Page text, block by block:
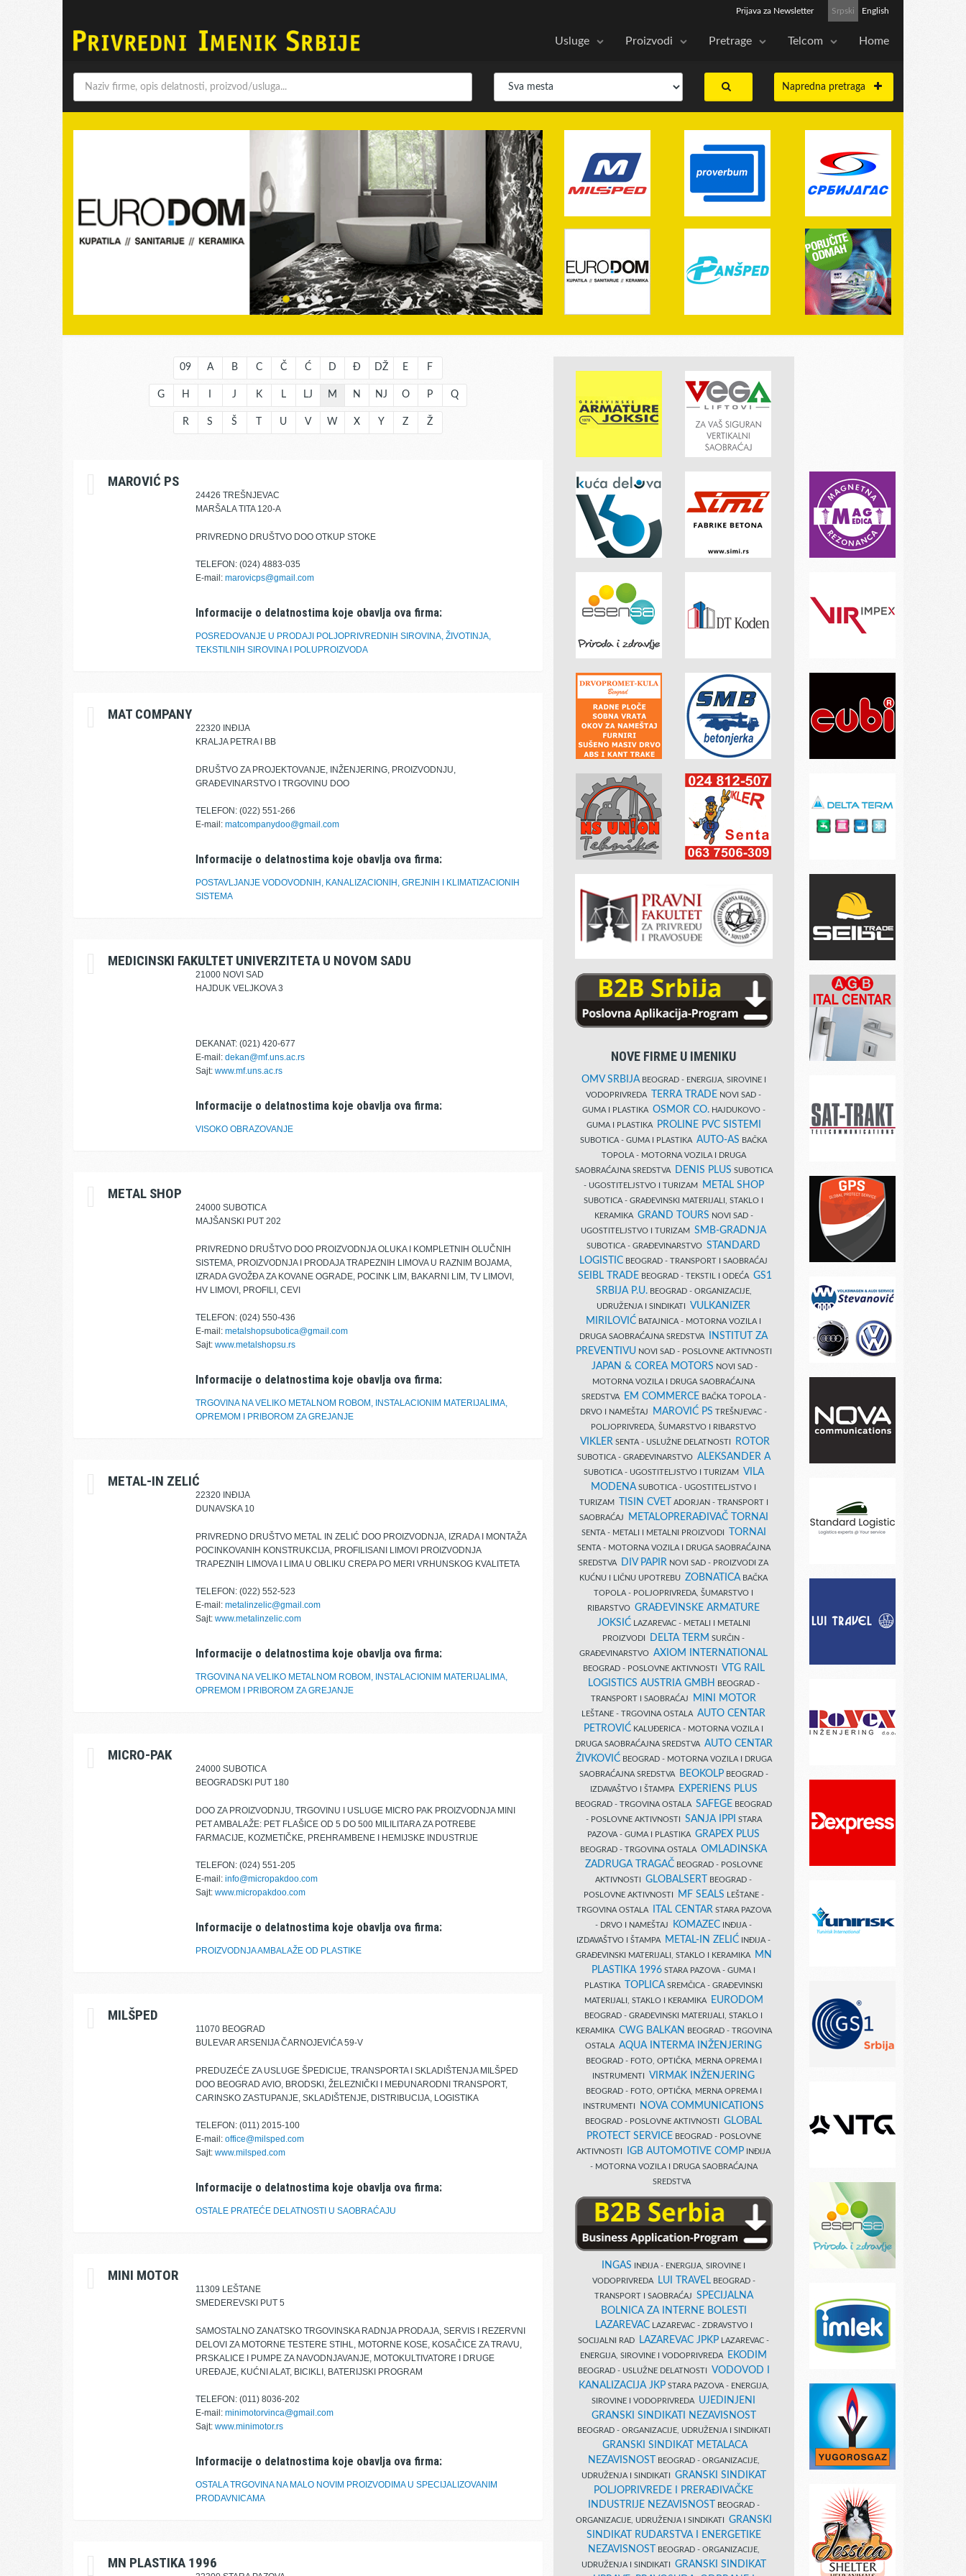
Srpski English
Prijava za Newsletter
Usluge Proizvodi Pretrage Telcom Home
Napredna pretraga
09 A B C Č Ć D Đ DŽ E F
G H J K L LJ M N NJ O P Q
R S Š U V W X Y Z Ž
MAROVIĆ PS
24426 TREŠNJEVAC
MARŠALA TITA 120-A
PRIVREDNO DRUŠTVO DOO OTKUP STOKE
TELEFON: (024) 4883-035
E-mail: marovicps@gmail.com
Informacije o delatnostima koje obavlja ova firma:
POSREDOVANJE U PRODAJI POLJOPRIVREDNIH SIROVINA, ŽIVOTINJA,
TEKSTILNIH SIROVINA I POLUPROIZVODA
MAT COMPANY
22320 INĐIJA
KRALJA PETRA I BB
DRUŠTVO ZA PROJEKTOVANJE, INŽENJERING, PROIZVODNJU,
GRAĐEVINARSTVO I TRGOVINU DOO
TELEFON: (022) 551-266
E-mail: matcompanydoo@gmail.com
Informacije o delatnostima koje obavlja ova firma:
POSTAVLJANJE VODOVODNIH, KANALIZACIONIH, GREJNIH I KLIMATIZACIONIH
SISTEMA
MEDICINSKI FAKULTET UNIVERZITETA U NOVOM SADU
21000 NOVI SAD
HAJDUK VELJKOVA 3
DEKANAT: (021) 420-677
E-mail: dekan@mf.uns.ac.rs
Sajt: www.mf.uns.ac.rs
Informacije o delatnostima koje obavlja ova firma:
VISOKO OBRAZOVANJE
METAL SHOP
24000 SUBOTICA
MAJŠANSKI PUT 202
PRIVREDNO DRUŠTVO DOO PROIZVODNJA OLUKA I KOMPLETNIH OLUČNIH
SISTEMA, PROIZVODNJA I PRODAJA TRAPEZNIH LIMOVA U RAZNIM BOJAMA,
IZRADA GVOŽĐA ZA KOVANE OGRADE, POCINK LIM, BAKARNI LIM, TV LIMOVI,
HV LIMOVI, PROFILI, CEVI
TELEFON: (024) 550-436
E-mail: metalshopsubotica@gmail.com
Sajt: www.metalshopsu.rs
Informacije o delatnostima koje obavlja ova firma:
TRGOVINA NA VELIKO METALNOM ROBOM, INSTALACIONIM MATERIJALIMA,
OPREMOM I PRIBOROM ZA GREJANJE
METAL-IN ZELIĆ
22320 INĐIJA
DUNAVSKA 10
PRIVREDNO DRUŠTVO METAL IN ZELIĆ DOO PROIZVODNJA, IZRADA I MONTAŽA
POCINKOVANIH KONSTRUKCIJA, PROFILISANI LIMOVI PROIZVODNJA
TRAPEZNIH LIMOVA I LIMA U OBLIKU CREPA PO MERI VRHUNSKOG KVALITETA
TELEFON: (022) 552-523
E-mail: metalinzelic@gmail.com
Sajt: www.metalinzelic.com
Informacije o delatnostima koje obavlja ova firma:
TRGOVINA NA VELIKO METALNOM ROBOM, INSTALACIONIM MATERIJALIMA,
OPREMOM I PRIBOROM ZA GREJANJE
MICRO-PAK
24000 SUBOTICA
BEOGRADSKI PUT 180
DOO ZA PROIZVODNJU, TRGOVINU I USLUGE MICRO PAK PROIZVODNJA MINI
PET AMBALAŽE: PET FLAŠICE OD 5 DO 500 MILILITARA ZA POTREBE
FARMACIJE, KOZMETIČKE, PREHRAMBENE I HEMIJSKE INDUSTRIJE
TELEFON: (024) 551-205
E-mail: info@micropakdoo.com
Sajt: www.micropakdoo.com
Informacije o delatnostima koje obavlja ova firma:
PROIZVODNJA AMBALAŽE OD PLASTIKE
MILŠPED
11070 BEOGRAD
BULEVAR ARSENIJA ČARNOJEVIĆA 59-V
PREDUZEĆE ZA USLUGE ŠPEDICIJE, TRANSPORTA I SKLADIŠTENJA MILŠPED
DOO BEOGRAD AVIO, BRODSKI, ŽELEZNIČKI I MEĐUNARODNI TRANSPORT,
CARINSKO ZASTUPANJE, SKLADIŠTENJE, DISTRIBUCIJA, LOGISTIKA
TELEFON: (011) 2015-100
E-mail: office@milsped.com
Sajt: www.milsped.com
Informacije o delatnostima koje obavlja ova firma:
OSTALE PRATEĆE DELATNOSTI U SAOBRAĆAJU
MINI MOTOR
11309 LEŠTANE
SMEDEREVSKI PUT 5
SAMOSTALNO ZANATSKO TRGOVINSKA RADNJA PRODAJA, SERVIS I REZERVNI
DELOVI ZA MOTORNE TESTERE STIHL, MOTORNE KOSE, KOSAČICE ZA TRAVU,
PRSKALICE I PUMPE ZA NAVODNJAVANJE, MOTOKULTIVATORE I DRUGE
UREĐAJE, KUĆNI ALAT, BICIKLI, BATERIJSKI PROGRAM
TELEFON: (011) 8036-202
E-mail: minimotorvinca@gmail.com
Sajt: www.minimotor.rs
Informacije o delatnostima koje obavlja ova firma:
OSTALA TRGOVINA NA MALO NOVIM PROIZVODIMA U SPECIJALIZOVANIM
PRODAVNICAMA
MN PLASTIKA 1996
NOVE FIRME U IMENIKU
OMV SRBIJABEOGRAD - ENERGIJA, SIROVINE I
VODOPRIVREDA
TERRA TRADE NOVI SAD -
GUMA I PLASTIKA OSMOR CO.HAJDUKOVO -
GUMA I PLASTIKA
PROLINE PVC SISTEMI
SUBOTICA - GUMA I PLASTIKA AUTO-AS BAČKA
TOPOLA - MOTORNA VOZILA I DRUGA
SAOBRAĆAJNA SREDSTVA
DENIS PLUS SUBOTICA
- UGOSTITELJSTVO I TURIZAM
METAL SHOP
SUBOTICA - GRAĐEVINSKI MATERIJALI, STAKLO I
KERAMIKA GRAND TOURS NOVI SAD -
UGOSTITELJSTVO I TURIZAM SMB-GRADNJA
SUBOTICA - GRAĐEVINARSTVO STANDARD
LOGISTIC BEOGRAD - TRANSPORT I SAOBRAĆAJ
SEIBL TRADE BEOGRAD - TEKSTIL I ODEĆA GS1
SRBIJA P.U.BEOGRAD - ORGANIZACIJE,
UDRUŽENJA I SINDIKATI VULKANIZER
MIRILOVIĆ BATAJNICA - MOTORNA VOZILA I
DRUGA SAOBRAĆAJNA SREDSTVA
INSTITUT ZA
PREVENTIVUNOVI SAD - POSLOVNE AKTIVNOSTI
JAPAN & COREA MOTORS NOVI SAD -
MOTORNA VOZILA I DRUGA SAOBRAĆAJNA
SREDSTVA
EM COMMERCE BAČKA TOPOLA -
DRVO I NAMEŠTAJ
MAROVIĆ PS TREŠNJEVAC -
POLJOPRIVREDA, ŠUMARSTVO I RIBARSTVO
VIKLER SENTA - USLUŽNE DELATNOSTI ROTOR
SUBOTICA - GRAĐEVINARSTVO ALEKSANDER A
SUBOTICA - UGOSTITELJSTVO I TURIZAM VILA
MODENA SUBOTICA - UGOSTITELJSTVO I
TURIZAM
TISIN CVET
ADORJAN - TRANSPORT I
SAOBRAĆAJ
METALOPRERAĐIVAČ TORNAI
SENTA - METALI I METALNI PROIZVODI TORNAI
SENTA - MOTORNA VOZILA I DRUGA SAOBRAĆAJNA
SREDSTVA
DIV PAPIR NOVI SAD - PROIZVODI ZA
KUĆNU I LIČNU UPOTREBU ZOBNATICA BAČKA
TOPOLA - POLJOPRIVREDA, ŠUMARSTVO I
RIBARSTVO GRAĐEVINSKE ARMATURE
JOKSIĆLAZAREVAC - METALI I METALNI
PROIZVODI
DELTA TERM SURČIN -
GRAĐEVINARSTVO AXIOM INTERNATIONAL
BEOGRAD - POSLOVNE AKTIVNOSTI VTG RAIL
LOGISTICS AUSTRIA GMBH
BEOGRAD -
TRANSPORT I SAOBRAĆAJ
MINI MOTOR
LEŠTANE - TRGOVINA OSTALA AUTO CENTAR
PETROVIĆ KALUĐERICA - MOTORNA VOZILA I
DRUGA SAOBRAĆAJNA SREDSTVA AUTO CENTAR
ŽIVKOVIĆBEOGRAD - MOTORNA VOZILA I DRUGA
SAOBRAĆAJNA SREDSTVA
BEOKOLPBEOGRAD -
IZDAVAŠTVO I ŠTAMPA
EXPERIENS PLUS
BEOGRAD - TRGOVINA OSTALA SAFEGE BEOGRAD
- POSLOVNE AKTIVNOSTI SANJA IPPI
STARA
PAZOVA - GUMA I PLASTIKA GRAPEX PLUS
BEOGRAD - TRGOVINA OSTALA OMLADINSKA
ZADRUGA TRAGAČBEOGRAD - POSLOVNE
AKTIVNOSTI GLOBALSERT
BEOGRAD -
POSLOVNE AKTIVNOSTI
MF SEALS LEŠTANE -
TRGOVINA OSTALA
ITAL CENTAR STARA PAZOVA
- DRVO I NAMEŠTAJ
KOMAZEC INĐIJA -
IZDAVAŠTVO I ŠTAMPA
METAL-IN ZELIĆ INĐIJA -
GRAĐEVINSKI MATERIJALI, STAKLO I KERAMIKA
MN
PLASTIKA 1996 STARA PAZOVA - GUMA I
PLASTIKA
TOPLICA SREMČICA - GRAĐEVINSKI
MATERIJALI, STAKLO I KERAMIKA
EURODOM
BEOGRAD - GRAĐEVINSKI MATERIJALI, STAKLO I
KERAMIKA CWG BALKAN
BEOGRAD - TRGOVINA
OSTALA AQUA INTERMA INŽENJERING
BEOGRAD - FOTO, OPTIČKA, MERNA OPREMA I
INSTRUMENTI VIRMAK INŽENJERING
BEOGRAD - FOTO, OPTIČKA, MERNA OPREMA I
INSTRUMENTI
NOVA COMMUNICATIONS
BEOGRAD - POSLOVNE AKTIVNOSTI GLOBAL
PROTECT SERVICE BEOGRAD - POSLOVNE
AKTIVNOSTI
IGB AUTOMOTIVE COMP INĐIJA
- MOTORNA VOZILA I DRUGA SAOBRAĆAJNA
SREDSTVA
INGAS INĐIJA - ENERGIJA, SIROVINE I
VODOPRIVREDA
LUI TRAVELBEOGRAD -
TRANSPORT I SAOBRAĆAJ SPECIJALNA
BOLNICA ZA INTERNE BOLESTI
LAZAREVACLAZAREVAC - ZDRAVSTVO I
SOCIJALNI RAD
LAZAREVAC JPKP LAZAREVAC -
ENERGIJA, SIROVINE I VODOPRIVREDA
EKODIM
BEOGRAD - USLUŽNE DELATNOSTI VODOVOD I
KANALIZACIJA JKPSTARA PAZOVA - ENERGIJA,
SIROVINE I VODOPRIVREDA UJEDINJENI
GRANSKI SINDIKATI NEZAVISNOST
BEOGRAD - ORGANIZACIJE, UDRUŽENJA I SINDIKATI
GRANSKI SINDIKAT METALACA
NEZAVISNOST
BEOGRAD - ORGANIZACIJE,
UDRUŽENJA I SINDIKATI GRANSKI SINDIKAT
POLJOPRIVREDE I PRERAĐIVAČKE
INDUSTRIJE NEZAVISNOST
BEOGRAD -
ORGANIZACIJE, UDRUŽENJA I SINDIKATI GRANSKI
SINDIKAT RUDARSTVA I ENERGETIKE
NEZAVISNOST
BEOGRAD - ORGANIZACIJE,
UDRUŽENJA I SINDIKATI GRANSKI SINDIKAT